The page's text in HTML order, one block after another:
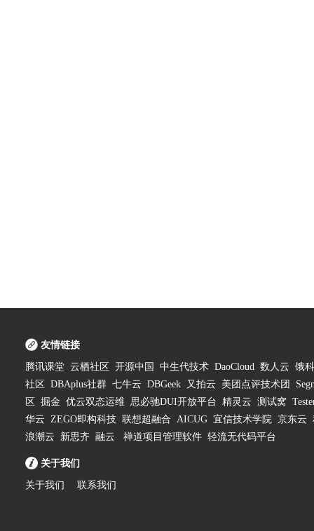
友情链接
腾讯课堂 云栖社区 开源中国 中生代技术 DaoCloud 数人云 饿
社区
DBAplus社群 七牛云 DBGeek 又拍云 美团点评技术团
区
掘金 优云双态运维 思必驰DUI开放平台 精灵云 测试窝
华云 ZEGO即构科技 联想超融合 AICUG 宜信技术学院 京东云
浪潮云
新思齐 融云 禅道项目管理软件 轻流无代码平台
关于我们
关于我们 联系我们